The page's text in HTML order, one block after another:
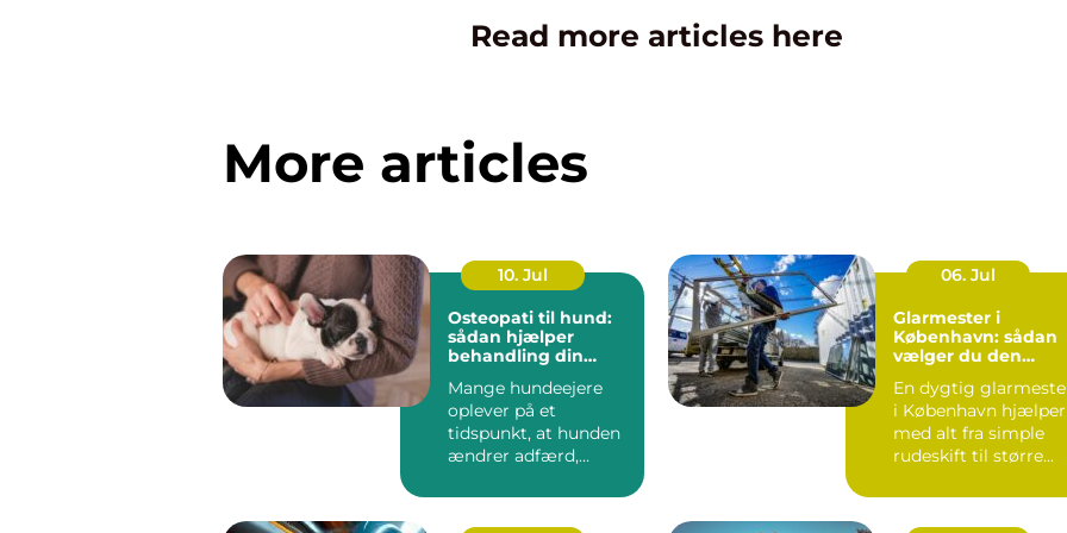
Read more articles here
More articles
10. Jul
Osteopati til hund:
sådan hjælper
behandling din
Mange hundeejere
oplever på et
tidspunkt, at hunden
ændrer adfærd,
06. Jul
Glarmester i
København: sådan
vælger du den
En dygtig
i København hjælper
med alt fra simple
rudeskift til større...